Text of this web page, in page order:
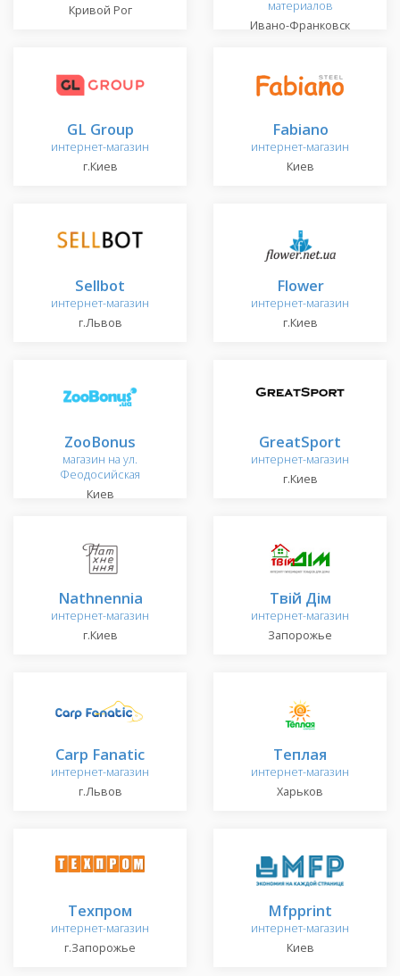
Кривой Рог
материалов
Ивано-Франковск
GL Group
интернет-магазин
г.Киев
Fabiano
интернет-магазин
Киев
Sellbot
интернет-магазин
г.Львов
Flower
интернет-магазин
г.Киев
ZooBonus
магазин на ул.
Феодосийская
Киев
GreatSport
интернет-магазин
г.Киев
Nathnennia
интернет-магазин
г.Киев
Твій Дім
интернет-магазин
Запорожье
Carp Fanatic
интернет-магазин
г.Львов
Теплая
интернет-магазин
Харьков
Техпром
интернет-магазин
г.Запорожье
Mfpprint
интернет-магазин
Киев